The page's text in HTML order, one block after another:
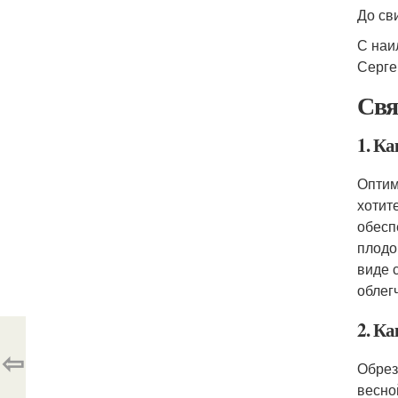
До
С
1.
виде
2.
⇦